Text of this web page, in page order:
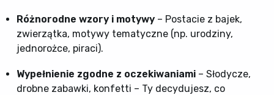
Różnorodne wzory i motywy – Postacie z bajek,
zwierzątka, motywy tematyczne (np. urodziny,
jednorożce, piraci).
Wypełnienie zgodne z oczekiwaniami – Słodycze,
drobne zabawki, konfetti – Ty decydujesz, co